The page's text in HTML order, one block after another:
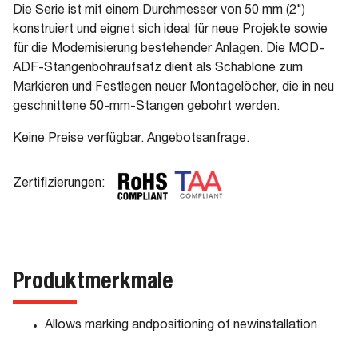
Die Serie ist mit einem Durchmesser von 50 mm (2")
konstruiert und eignet sich ideal für neue Projekte sowie
für die Modernisierung bestehender Anlagen. Die MOD-
ADF-Stangenbohraufsatz dient als Schablone zum
Markieren und Festlegen neuer Montagelöcher, die in neu
geschnittene 50-mm-Stangen gebohrt werden.
Keine Preise verfügbar. Angebotsanfrage.
Zertifizierungen:
Produktmerkmale
Allows marking andpositioning of newinstallation